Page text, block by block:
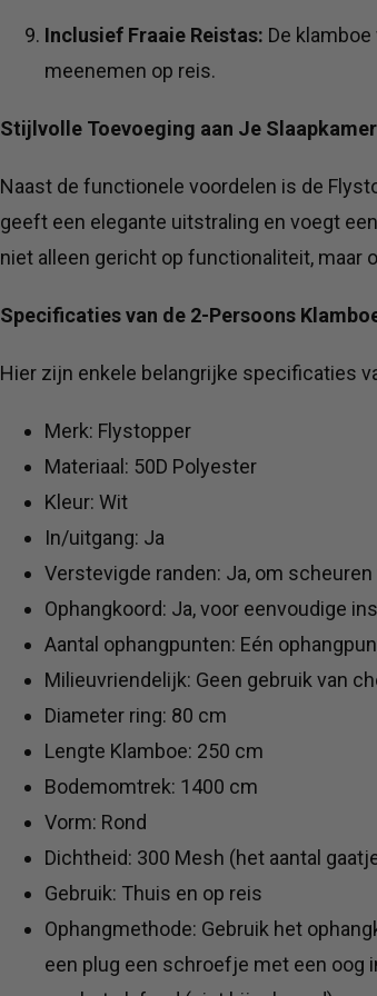
Inclusief Fraaie Reistas: De
meenemen op reis.
Stijlvolle Toevoeging aan Je Slaapkamer
Naast de functionele voordelen is de
geeft een elegante uitstraling en voegt
niet alleen gericht op functionaliteit, maar
Specificaties van de 2-Persoons
Hier zijn enkele belangrijke specificaties
Merk: Flystopper
Materiaal: 50D Polyester
Kleur: Wit
In/uitgang: Ja
Verstevigde randen: Ja, om
Ophangkoord: Ja, voor eenvoudige
Aantal ophangpunten: Eén
Milieuvriendelijk: Geen gebruik van
Diameter ring: 80 cm
Lengte Klamboe: 250 cm
Bodemomtrek: 1400 cm
Vorm: Rond
Dichtheid: 300 Mesh (het aantal
Gebruik: Thuis en op reis
Ophangmethode: Gebruik het
een plug een schroefje met een oog